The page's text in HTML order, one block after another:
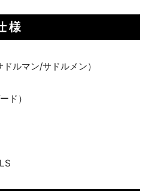
様
ルマン/サドルメン）
ド）